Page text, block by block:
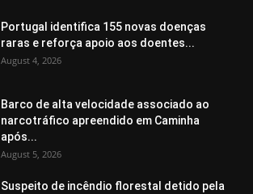
Portugal identifica 155 novas doenças
raras e reforça apoio aos doentes...
August 4, 2026
Barco de alta velocidade associado ao
narcotráfico apreendido em Caminha
após...
August 5, 2026
Suspeito de incêndio florestal detido pela